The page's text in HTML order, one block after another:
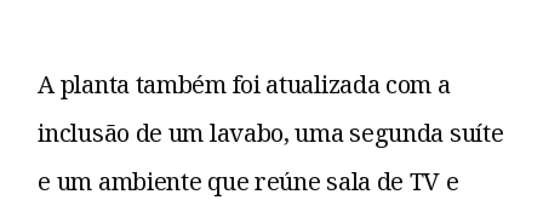
A planta também foi atualizada com a
inclusão de um lavabo, uma segunda suíte
e um ambiente que reúne sala de TV e